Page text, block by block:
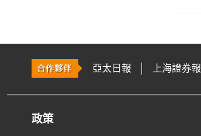
亞太日報 上海證券報
政策